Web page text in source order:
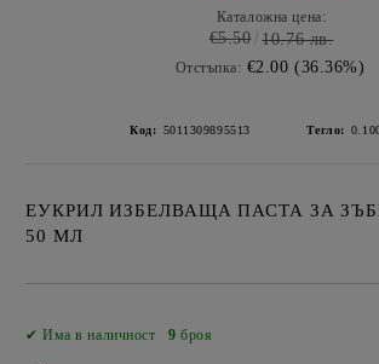
Каталожна цена:
€5.50 10.76 лв.
Отстъпка: €2.00 (36.36%)
Код: 5011309895513 Тегло:
ЕУКРИЛ ИЗБЕЛВАЩА ПАСТА ЗА
50 МЛ
✔ Има в наличност9 броя